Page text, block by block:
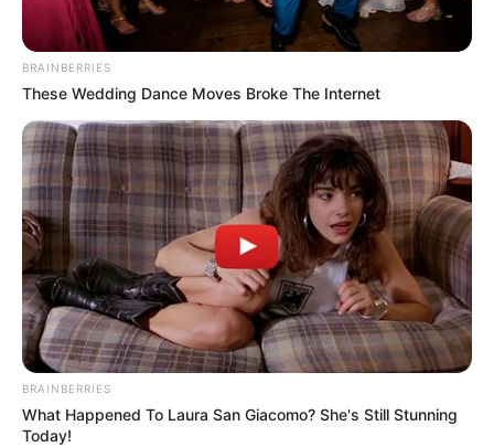
Rechercher
Rechercher
BRAINBERRIES
These Wedding Dance Moves Broke The Internet
BRAINBERRIES
What Happened To Laura San Giacomo? She's Still Stunning
Today!